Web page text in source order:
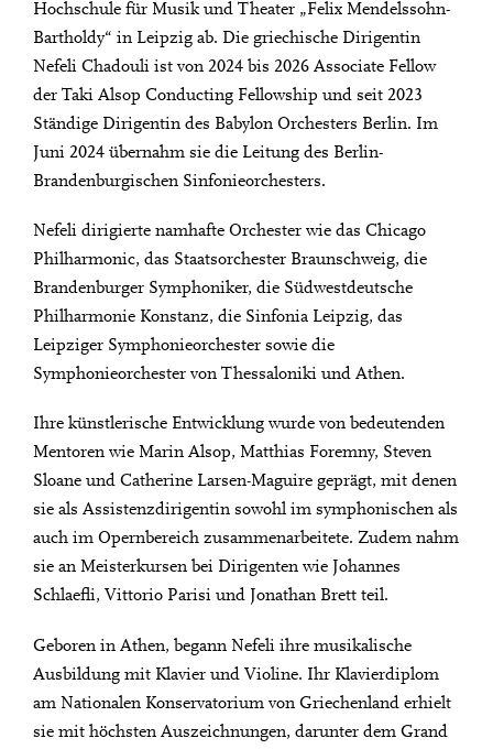
Hochschule für Musik und Theater „Felix Mendelssohn-
Bartholdy“ in Leipzig ab. Die griechische Dirigentin
Nefeli Chadouli ist von 2024 bis 2026 Associate Fellow
der Taki Alsop Conducting Fellowship und seit 2023
Ständige Dirigentin des Babylon Orchesters Berlin. Im
Juni 2024 übernahm sie die Leitung des Berlin-
Brandenburgischen Sinfonieorchesters.
Nefeli dirigierte namhafte Orchester wie das Chicago
Philharmonic, das Staatsorchester Braunschweig, die
Brandenburger Symphoniker, die Südwestdeutsche
Philharmonie Konstanz, die Sinfonia Leipzig, das
Leipziger Symphonieorchester sowie die
Symphonieorchester von Thessaloniki und Athen.
Ihre künstlerische Entwicklung wurde von bedeutenden
Mentoren wie Marin Alsop, Matthias Foremny, Steven
Sloane und Catherine Larsen-Maguire geprägt, mit denen
sie als Assistenzdirigentin sowohl im symphonischen als
auch im Opernbereich zusammenarbeitete. Zudem nahm
sie an Meisterkursen bei Dirigenten wie Johannes
Schlaefli, Vittorio Parisi und Jonathan Brett teil.
Geboren in Athen, begann Nefeli ihre musikalische
Ausbildung mit Klavier und Violine. Ihr Klavierdiplom
am Nationalen Konservatorium von Griechenland erhielt
sie mit höchsten Auszeichnungen, darunter dem Grand